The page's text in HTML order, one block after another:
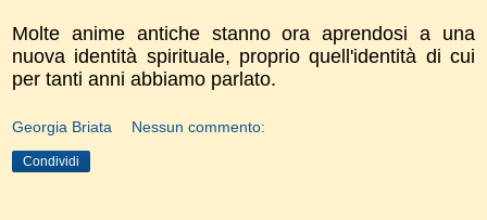
Molte anime antiche stanno ora aprendosi a una
nuova identità spirituale, proprio quell'identità di cui
per tanti anni abbiamo parlato.
Georgia Briata Nessun commento:
Condividi